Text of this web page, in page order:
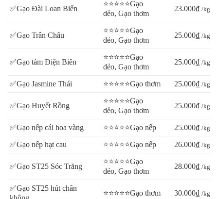
✅Gạo Đài Loan Biển
⭐⭐⭐⭐⭐Gạo
dẻo, Gạo thơm
23.000₫ /kg
✅Gạo Trân Châu
⭐⭐⭐⭐⭐Gạo
dẻo, Gạo thơm
25.000₫ /kg
✅Gạo tám Điện Biên
⭐⭐⭐⭐⭐Gạo
dẻo, Gạo thơm
25.000₫ /kg
✅Gạo Jasmine Thái ⭐⭐⭐⭐⭐Gạo thơm 25.000₫ /kg
✅Gạo Huyết Rồng
⭐⭐⭐⭐⭐Gạo
dẻo, Gạo thơm
25.000₫ /kg
✅Gạo nếp cái hoa vàng ⭐⭐⭐⭐⭐Gạo nếp 25.000₫ /kg
✅Gạo nếp hạt cau ⭐⭐⭐⭐⭐Gạo nếp 26.000₫ /kg
✅Gạo ST25 Sóc Trăng
⭐⭐⭐⭐⭐Gạo
dẻo, Gạo thơm
28.000₫ /kg
✅Gạo ST25 hút chân
⭐⭐⭐⭐⭐Gạo thơm 30.000₫ /kg